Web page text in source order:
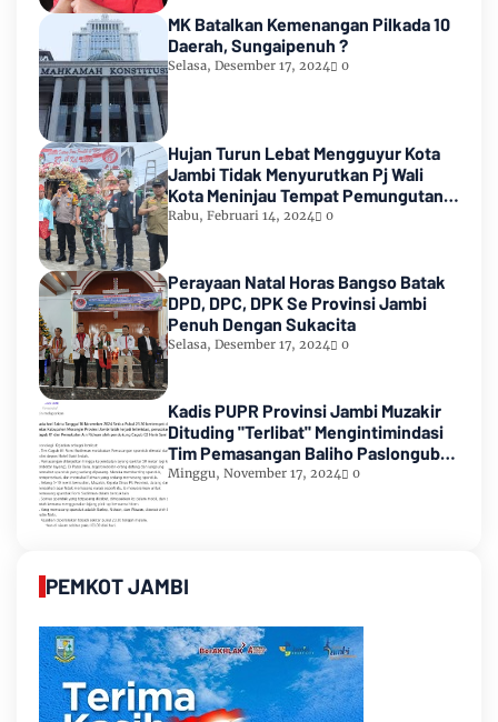
MK Batalkan Kemenangan Pilkada 10
Daerah, Sungaipenuh ?
Selasa, Desember 17, 2024 0
Hujan Turun Lebat Mengguyur Kota
Jambi Tidak Menyurutkan Pj Wali
Kota Meninjau Tempat Pemungutan
Suara Pemilu 2024
Rabu, Februari 14, 2024 0
Perayaan Natal Horas Bangso Batak
DPD, DPC, DPK Se Provinsi Jambi
Penuh Dengan Sukacita
Selasa, Desember 17, 2024 0
Kadis PUPR Provinsi Jambi Muzakir
Dituding "Terlibat" Mengintimindasi
Tim Pemasangan Baliho Paslongub
Romi-Sudirman
Minggu, November 17, 2024 0
PEMKOT JAMBI